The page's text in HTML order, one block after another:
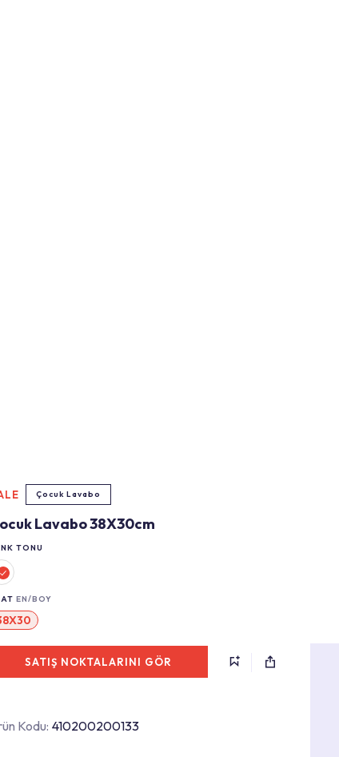
Çocuk Lavabo
Lavabo 38X30cm
TONU
EN/BOY
SATIŞ NOKTALARINI GÖR
Kodu: 410200200133